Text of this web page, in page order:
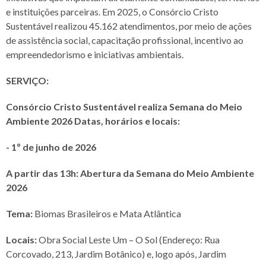
e instituições parceiras. Em 2025, o Consórcio Cristo
Sustentável realizou 45.162 atendimentos, por meio de ações
de assistência social, capacitação profissional, incentivo ao
empreendedorismo e iniciativas ambientais.
SERVIÇO:
Consórcio Cristo Sustentável realiza Semana do Meio
Ambiente 2026 Datas, horários e locais:
- 1º de junho de 2026
A partir das 13h: Abertura da Semana do Meio Ambiente
2026
Tema: Biomas Brasileiros e Mata Atlântica
Locais:Obra Social Leste Um – O Sol (Endereço: Rua
Corcovado, 213, Jardim Botânico) e, logo após, Jardim